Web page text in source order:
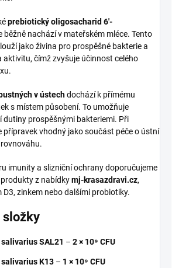
prebiotický oligosacharid 6'-
běžně nachází v mateřském mléce. Tento
jako živina pro prospěšné bakterie a
aktivitu, čímž zvyšuje účinnost celého
v ústechdochází k přímému
s místem působení. To umožňuje
dutiny prospěšnými bakteriemi. Při
přípravek vhodný jako součást péče o ústní
imunity a slizniční ochrany doporučujeme
z nabídkymj-krasazdravi.cz,
zinkem nebo dalšími probiotiky.
složky
SAL21 – 2 × 10⁹ CFU
K13 – 1 × 10⁹ CFU